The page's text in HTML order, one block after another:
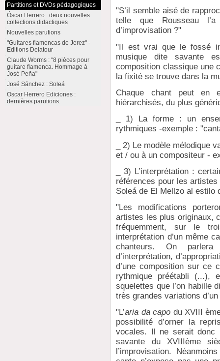
"S’il semble aisé de
telle que Rousseau
d’improvisation ?"
"Il est vrai que le fossé
musique dite savante
composition classique une
la fixité se trouve dans la
Chaque chant peut en
hiérarchisés, du plus
_ 1) La forme : un
rythmiques -exemple :
_ 2) Le modèle mélodique
et / ou à un compositeur -
_ 3) L’interprétation :
références pour les
Soleá de El Mellzo al estilo
"Les modifications
artistes les plus originaux,
fréquemment, sur le
interprétation d’un même
chanteurs. On parlera
d’interprétation,
d’une composition sur ce
rythmique préétabli (...),
squelettes que l’on habille
très grandes variations
"L’aria da capo du XVIII
possibilité d’orner la
vocales. Il ne serait donc
savante du XVIIIème
l’improvisation.
Partitions et DVDs pédagogiques
Óscar Herrero : deux nouvelles
collections didactiques
Nouvelles parutions
"Guitares flamencas de Jerez" -
Editions Delatour
Claude Worms : "8 pièces pour
guitare flamenca. Hommage à
José Peña"
José Sánchez : Soleá
Oscar Herrero Ediciones :
dernières parutions.